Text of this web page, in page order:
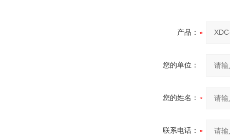
产品：
您的单位：
您的姓名：
联系电话：